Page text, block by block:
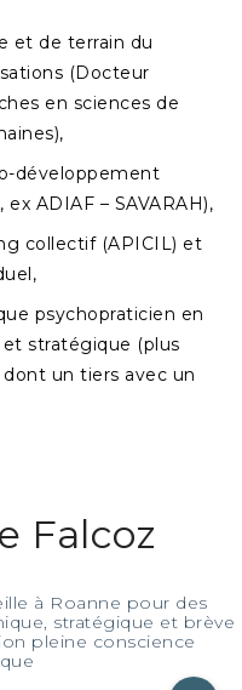
et de terrain du
(Docteur
en sciences de
développement
ADIAF – SAVARAH),
collectif (APICIL) et
psychopraticien en
stratégique (plus
un tiers avec un